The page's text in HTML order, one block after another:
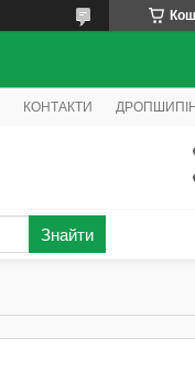
КОНТАКТИ
Знайти